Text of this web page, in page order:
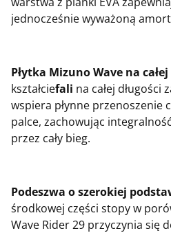
jednocześnie wyważoną
Płytka Mizuno Wave na
kształciefali na całej długości
wspiera płynne przenoszenie
palce, zachowując
przez cały bieg.
Podeszwa o szerokiej
środkowej części stopy w
Wave Rider 29 przyczynia się